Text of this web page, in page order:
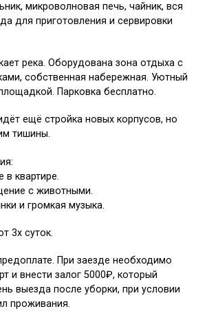
микроволновая печь, чайник, вся
для приготовления и сервировки
река. Оборудована зона отдыха с
собственная набережная. Уютный
Парковка бесплатно.
ещё стройка новых корпусов, но
тишины.
в квартире.
с животными.
и громкая музыка.
3х суток.
При заезде необходимо
и внести залог 5000₽, который
выезда после уборки, при условии
проживания.